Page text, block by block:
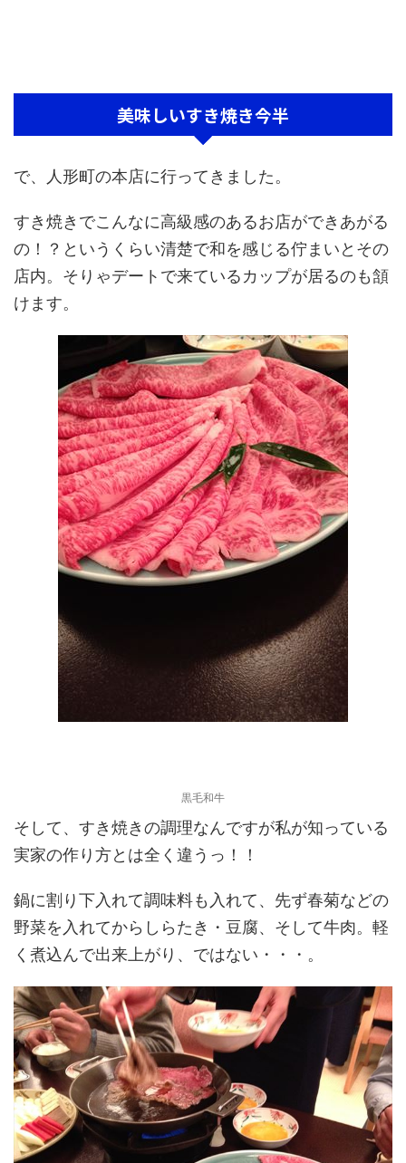
美味しいすき焼き今半
で、人形町の本店に行ってきました。
すき焼きでこんなに高級感のあるお店ができあがる
の！？というくらい清楚で和を感じる佇まいとその
店内。そりゃデートで来ているカップが居るのも頷
けます。
黒毛和牛
そして、すき焼きの調理なんですが私が知っている
実家の作り方とは全く違うっ！！
鍋に割り下入れて調味料も入れて、先ず春菊などの
野菜を入れてからしらたき・豆腐、そして牛肉。軽
く煮込んで出来上がり、ではない・・・。